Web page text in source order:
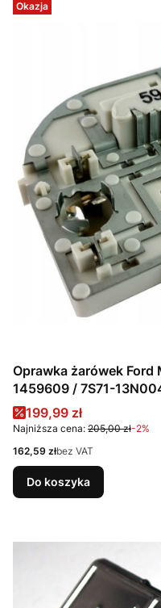
Okazja
Oprawka żarówek
1459609 / 7S71-
Cena promocyjna
199,99 zł
Najniższa cena: 205,00 zł-2%
Cena
162,59 złbez VAT
Do koszyka